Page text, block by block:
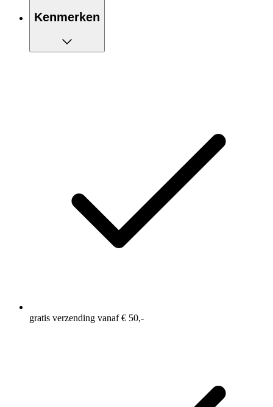
Kenmerken
gratis verzending vanaf € 50,-